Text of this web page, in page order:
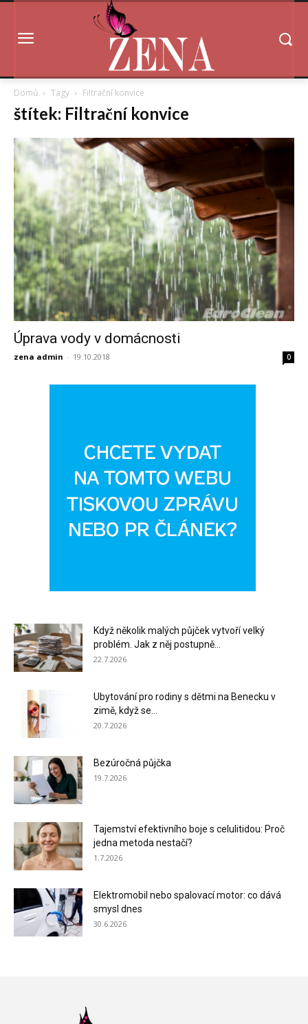
Domů Tagy Filtrační konvice
štítek: Filtrační konvice
Úprava vody v domácnosti
zena admin - 19.10.2018 0
Když několik malých půjček vytvoří velký
problém. Jak z něj postupně...
22.7.2026
Ubytování pro rodiny s dětmi na Benecku v
zimě, když se...
20.7.2026
Bezúročná půjčka
19.7.2026
Tajemství efektivního boje s celulitidou: Proč
jedna metoda nestačí?
1.7.2026
Elektromobil nebo spalovací motor: co dává
smysl dnes
30.6.2026